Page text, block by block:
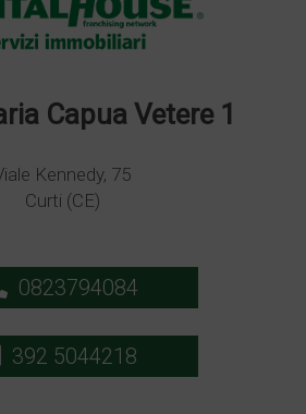
Capua Vetere 1
Kennedy, 75
Curti (CE)
0823794084
392 5044218